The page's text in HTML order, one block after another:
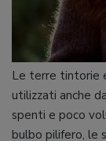
Le terre tintorie
utilizzati anche
spenti e poco
bulbo pilifero, le